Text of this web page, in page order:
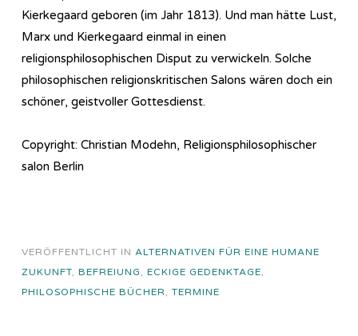
Kierkegaard geboren (im Jahr 1813). Und man hätte Lust,
Marx und Kierkegaard einmal in einen
religionsphilosophischen Disput zu verwickeln. Solche
philosophischen religionskritischen Salons wären doch ein
schöner, geistvoller Gottesdienst.
Copyright: Christian Modehn, Religionsphilosophischer
salon Berlin
VERÖFFENTLICHT IN ALTERNATIVEN FÜR EINE HUMANE
ZUKUNFT, BEFREIUNG, ECKIGE GEDENKTAGE,
PHILOSOPHISCHE BÜCHER, TERMINE